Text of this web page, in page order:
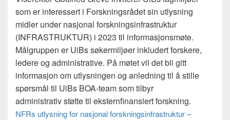
som er interessert i Forskningsrådet sin utlysning
midler under nasjonal forskningsinfrastruktur
(INFRASTRUKTUR) i 2023 til informasjonsmøte.
Målgruppen er UiBs søkermiljøer inkludert forskere,
ledere og administrative. På møtet vil det bli gitt
informasjon om utlysningen og anledning til å stille
spørsmål til UiBs BOA-team som tilbyr
administrativ støtte til eksternfinansiert forskning.
NFRs utlysning for nasjonal forskningsinfrastruktur –